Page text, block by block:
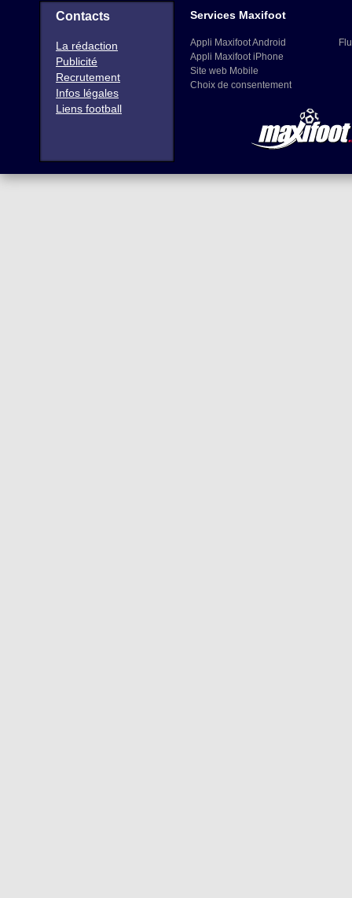
Contacts
La rédaction
Publicité
Recrutement
Infos légales
Liens football
Services Maxifoot
Appli Maxifoot Android
Appli Maxifoot iPhone
Site web Mobile
Choix de consentement